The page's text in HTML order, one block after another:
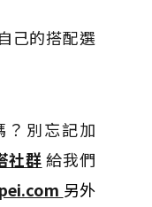
己的搭配選
？別忘記加
社群給我們
另外